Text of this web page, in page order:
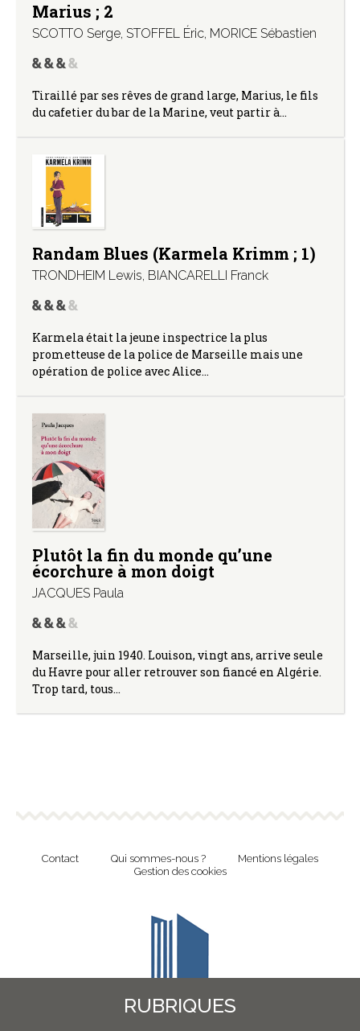
Marius ; 2
SCOTTO Serge, STOFFEL Éric, MORICE Sébastien
Tiraillé par ses rêves de grand large, Marius, le fils
du cafetier du bar de la Marine, veut partir à…
Randam Blues (Karmela Krimm ; 1)
TRONDHEIM Lewis, BIANCARELLI Franck
Karmela était la jeune inspectrice la plus
prometteuse de la police de Marseille mais une
opération de police avec Alice…
Plutôt la fin du monde qu’une
écorchure à mon doigt
JACQUES Paula
Marseille, juin 1940. Louison, vingt ans, arrive seule
du Havre pour aller retrouver son fiancé en Algérie.
Trop tard, tous…
RUBRIQUES
Contact Qui sommes-nous ?
Mentions légales
Gestion des cookies
Revue en ligne de l'Union Nationale Culture et Bibliothèques Pour Tous